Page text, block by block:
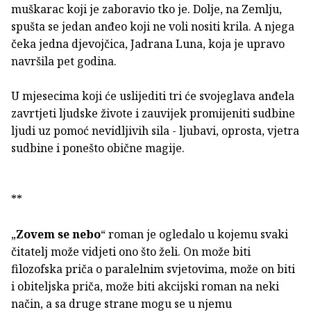
muškarac koji je zaboravio tko je. Dolje, na Zemlju,
spušta se jedan anđeo koji ne voli nositi krila. A njega
čeka jedna djevojčica, Jadrana Luna, koja je upravo
navršila pet godina.
U mjesecima koji će uslijediti tri će svojeglava anđela
zavrtjeti ljudske živote i zauvijek promijeniti sudbine
ljudi uz pomoć nevidljivih sila - ljubavi, oprosta, vjetra
sudbine i ponešto obične magije.
**
„Zovem se nebo“ roman je ogledalo u kojemu svaki
čitatelj može vidjeti ono što želi. On može biti
filozofska priča o paralelnim svjetovima, može on biti
i obiteljska priča, može biti akcijski roman na neki
način, a sa druge strane mogu se u njemu